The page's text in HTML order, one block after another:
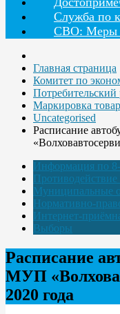
Служба по
СВО: Меры
Главная страница
Комитет по
Маркировка
Uncategorised
Расписание
Информация по
Муниципальные
Нормативно-
Интернет-
Выборы
Расписание
МУП
2020 года